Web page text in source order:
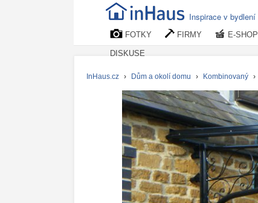
Inspirace v bydlení
FOTKY FIRMY E-SHOP
DISKUSE
InHaus.cz › Dům a okolí domu › Kombinovaný ›